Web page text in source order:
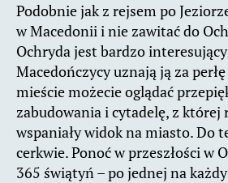
Podobnie jak z rejsem po
w Macedonii i nie zawitać do
Ochryda jest bardzo
Macedończycy uznają ją za
mieście możecie oglądać
zabudowania i cytadelę, z której
wspaniały widok na miasto. Do
cerkwie. Ponoć w przeszłości w
365 świątyń – po jednej na